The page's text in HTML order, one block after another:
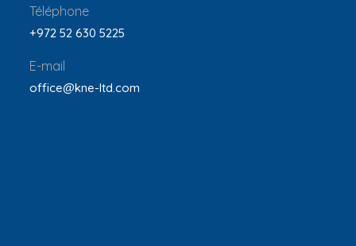
Téléphone
+972 52 630 5225
E-mail
office@kne-ltd.com